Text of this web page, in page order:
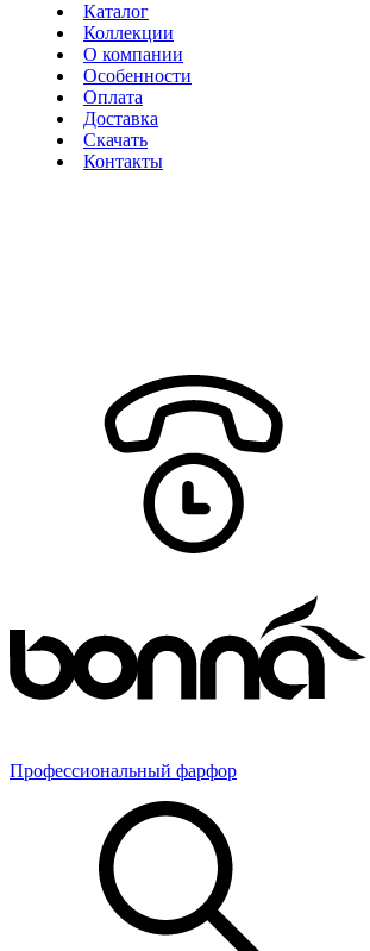
Каталог
Коллекции
О компании
Особенности
Оплата
Доставка
Скачать
Контакты
Профессиональный фарфор